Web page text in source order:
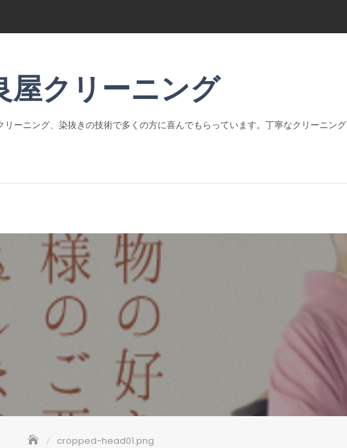
屋クリーニング
ーニング、染抜きの技術で多くの方に喜んでもらっています。丁寧なクリーニング
cropped-head01.png